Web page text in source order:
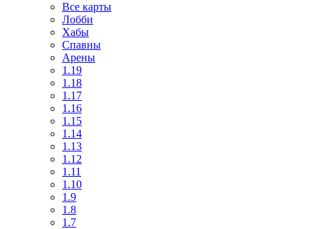
Все карты
Лобби
Хабы
Спавны
Арены
1.19
1.18
1.17
1.16
1.15
1.14
1.13
1.12
1.11
1.10
1.9
1.8
1.7